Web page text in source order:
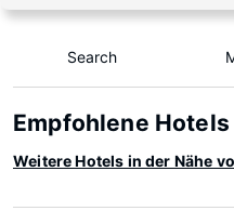
Search
Empfohlene
Weitere Hotels in der Nähe